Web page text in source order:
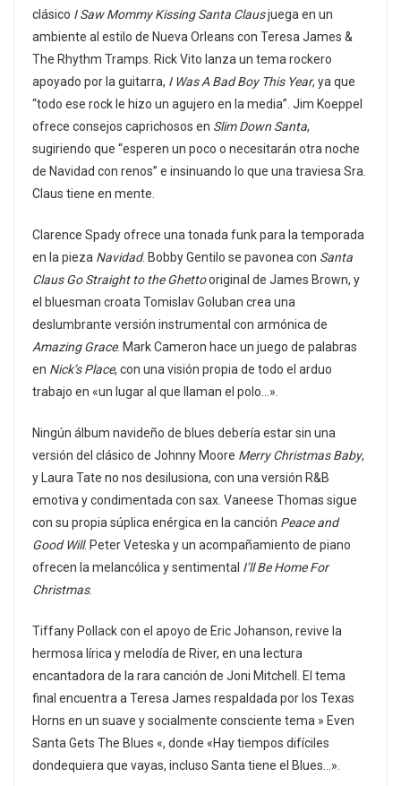
clásico I Saw Mommy Kissing Santa Clausjuega en un
ambiente al estilo de Nueva Orleans con Teresa James &
The Rhythm Tramps. Rick Vito lanza un tema rockero
apoyado por la guitarra, I Was A Bad Boy This Year, ya que
“todo ese rock le hizo un agujero en la media”. Jim Koeppel
ofrece consejos caprichosos en Slim Down Santa,
sugiriendo que “esperen un poco o necesitarán otra noche
de Navidad con renos” e insinuando lo que una traviesa Sra.
Claus tiene en mente.
Clarence Spady ofrece una tonada funk para la temporada
en la pieza Navidad. Bobby Gentilo se pavonea con Santa
Claus Go Straight to the Ghettooriginal de James Brown, y
el bluesman croata Tomislav Goluban crea una
deslumbrante versión instrumental con armónica de
Amazing Grace. Mark Cameron hace un juego de palabras
en Nick’s Place, con una visión propia de todo el arduo
trabajo en «un lugar al que llaman el polo…».
Ningún álbum navideño de blues debería estar sin una
versión del clásico de Johnny Moore Merry Christmas Baby,
y Laura Tate no nos desilusiona, con una versión R&B
emotiva y condimentada con sax. Vaneese Thomas sigue
con su propia súplica enérgica en la canción Peace and
Good Will. Peter Veteska y un acompañamiento de piano
ofrecen la melancólica y sentimental I’ll Be Home For
Christmas.
Tiffany Pollack con el apoyo de Eric Johanson, revive la
hermosa lírica y melodía de River, en una lectura
encantadora de la rara canción de Joni Mitchell. El tema
final encuentra a Teresa James respaldada por los Texas
Horns en un suave y socialmente consciente tema » Even
Santa Gets The Blues «, donde «Hay tiempos difíciles
dondequiera que vayas, incluso Santa tiene el Blues…».